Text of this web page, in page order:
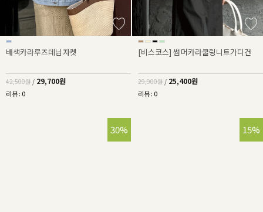
배색카라루즈데님자켓
42,500원 / 29,700원
리뷰 : 0
[비스코스] 썸머카라쿨링니트가디건
29,900원 / 25,400원
리뷰 : 0
30% 15%